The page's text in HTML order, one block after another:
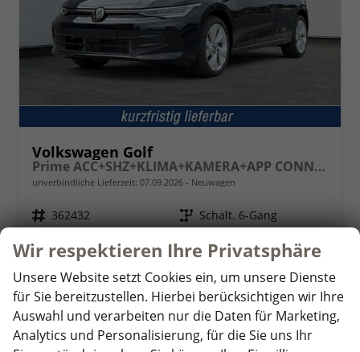
Volkswagen Golf
Prime ACC+SHZ+KLIMA+KAMERA+APP CONNECT+LED+17" ALU
unverbindliche Lieferzeit: 07.09.2026 Neuwagen
Fahrzeugnr. 362432 Getriebe Schalt. 6-Gang
Leistung 85 kW (116 PS) Kilometerstand 10 km
26.780,– €
incl. 19% MwSt.
Details
Verbrauch kombiniert:5,50 l/100km
CO2-Klasse: D
Wir respektieren Ihre Privatsphäre
Unsere Website setzt Cookies ein, um unsere Dienste
für Sie bereitzustellen. Hierbei berücksichtigen wir Ihre
Auswahl und verarbeiten nur die Daten für Marketing,
Analytics und Personalisierung, für die Sie uns Ihr